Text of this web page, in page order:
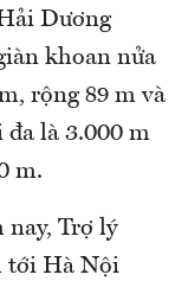
Dương
khoan nửa
rộng 89 m và
đa là 3.000 m
m.
nay, Trợ lý
tới Hà Nội